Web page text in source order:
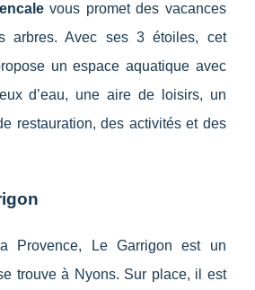
vous promet des vacances
arbres. Avec ses 3 étoiles, cet
un espace aquatique avec
d’eau, une aire de loisirs, un
restauration, des activités et des
Provence, Le Garrigon est un
trouve à Nyons. Sur place, il est